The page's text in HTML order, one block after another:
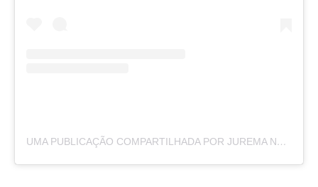
UMA PUBLICAÇÃO COMPARTILHADA POR JUREMA NEWS (@PORTALJUREMANEWS)